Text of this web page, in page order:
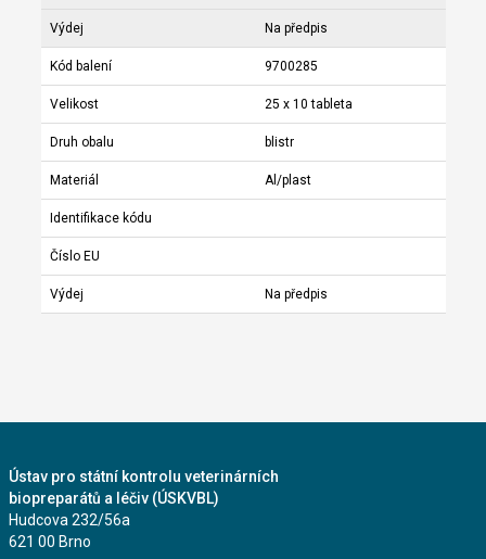
Výdej Na předpis
Kód balení 9700285
Velikost 25 x 10 tableta
Druh obalu blistr
Materiál Al/plast
Identifikace kódu
Číslo EU
Výdej Na předpis
Ústav pro státní kontrolu veterinárních
biopreparátů a léčiv (ÚSKVBL)
Hudcova 232/56a
621 00 Brno